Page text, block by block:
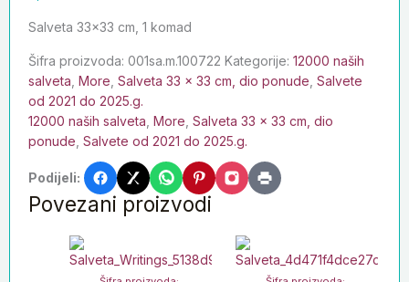
Salveta 33×33 cm, 1 komad
Šifra proizvoda: 001sa.m.100722 Kategorije: 12000 naših
salveta More Salveta 33 x 33 cm, dio ponude Salvete
od 2021 do 2025.g.
12000 naših salveta More Salveta 33 x 33 cm, dio
ponude Salvete od 2021 do 2025.g.
Podijeli:
Povezani proizvodi